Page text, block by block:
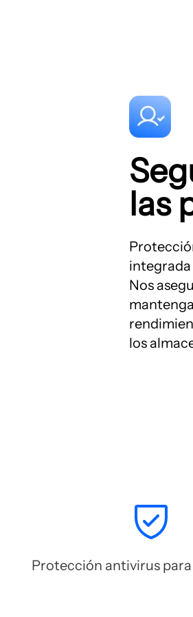
las
Nos
los
Protección antivirus